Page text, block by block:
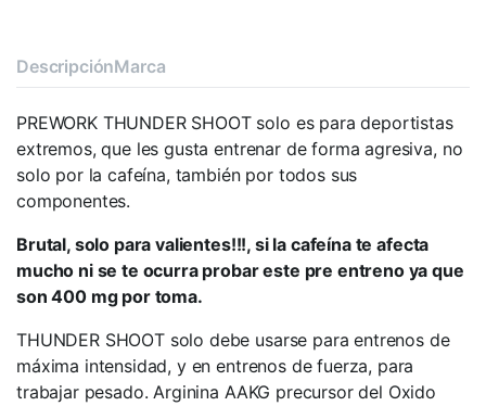
DescripciónMarca
PREWORK THUNDER SHOOT solo es para deportistas
extremos, que les gusta entrenar de forma agresiva, no
solo por la cafeína, también por todos sus
componentes.
Brutal, solo para valientes!!!, si la cafeína te afecta
mucho ni se te ocurra probar este pre entreno ya que
son 400 mg por toma.
THUNDER SHOOT solo debe usarse para entrenos de
máxima intensidad, y en entrenos de fuerza, para
trabajar pesado. Arginina AAKG precursor del Oxido